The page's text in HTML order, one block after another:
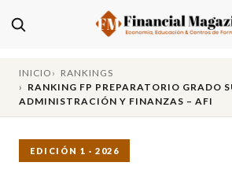
INICIO
RANKINGS
RANKING FP PREPARATORIO GRADO
ADMINISTRACIÓN Y FINANZAS – AFI
EDICIÓN 1 · 2026